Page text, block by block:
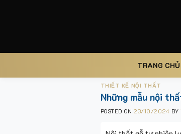
TRANG CHỦ
THIẾT KẾ NỘI THẤT
Những mẫu nội
POSTED ON23/10/2024 BY